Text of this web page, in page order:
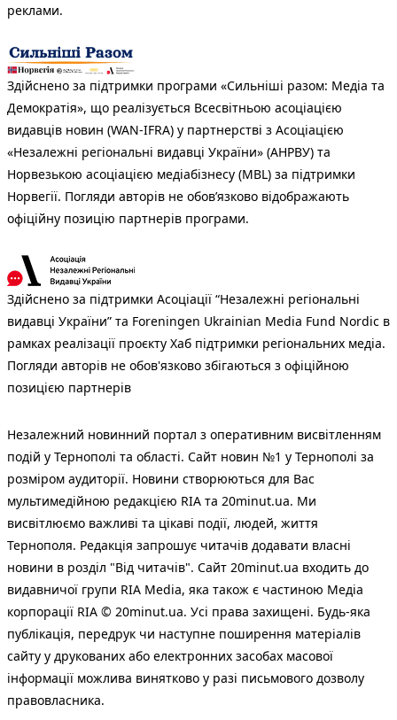
реклами.
Здійснено за підтримки програми «Сильніші разом: Медіа та
Демократія», що реалізується Всесвітньою асоціацією
видавців новин (WAN-IFRA) у партнерстві з Асоціацією
«Незалежні регіональні видавці України» (АНРВУ) та
Норвезькою асоціацією медіабізнесу (MBL) за підтримки
Норвегії. Погляди авторів не обов’язково відображають
офіційну позицію партнерів програми.
Здійснено за підтримки Асоціації “Незалежні регіональні
видавці України” та Foreningen Ukrainian Media Fund Nordic в
рамках реалізації проєкту Хаб підтримки регіональних медіа.
Погляди авторів не обов'язково збігаються з офіційною
позицією партнерів
Незалежний новинний портал з оперативним висвітленням
подій у Тернополі та області. Сайт новин №1 у Тернополі за
розміром аудиторії. Новини створюються для Вас
мультимедійною редакцією RIA та 20minut.ua. Ми
висвітлюємо важливі та цікаві події, людей, життя
Тернополя. Редакція запрошує читачів додавати власні
новини в розділ "Від читачів". Сайт 20minut.ua входить до
видавничої групи RIA Media, яка також є частиною Медіа
корпорації RIA © 20minut.ua. Усі права захищені. Будь-яка
публiкацiя, передрук чи наступне поширення матеріалів
сайту у друкованих або електронних засобах масової
інформації можлива винятково у разі письмового дозволу
правовласника.